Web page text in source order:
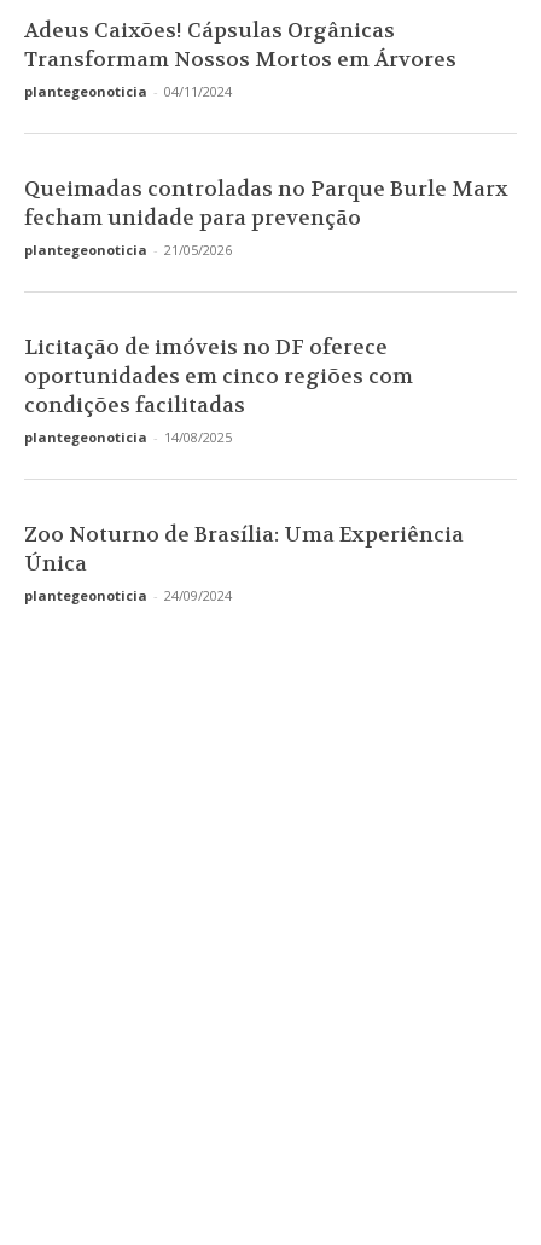
Adeus Caixões! Cápsulas Orgânicas
Transformam Nossos Mortos em Árvores
plantegeonoticia - 04/11/2024
Queimadas controladas no Parque Burle Marx
fecham unidade para prevenção
plantegeonoticia - 21/05/2026
Licitação de imóveis no DF oferece
oportunidades em cinco regiões com
condições facilitadas
plantegeonoticia - 14/08/2025
Zoo Noturno de Brasília: Uma Experiência
Única
plantegeonoticia - 24/09/2024